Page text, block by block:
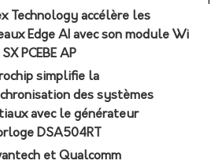
Technology accélère les
Edge AI avec son module Wi
PCEBE AP
simplifie la
des systèmes
avec le générateur
DSA504RT
et Qualcomm